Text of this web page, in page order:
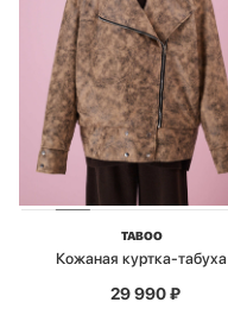
TABOO
Кожаная куртка-табуха
29 990₽